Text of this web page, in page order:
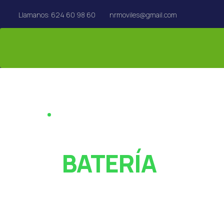
Llamanos: 624 60 98 60 nrmoviles@gmail.com
BATERÍA